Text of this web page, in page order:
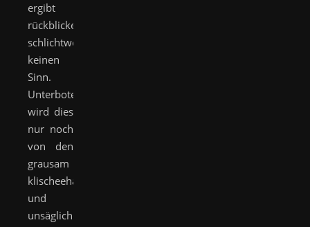
ergibt
rückblickend
schlichtweg
keinen
Sinn.
Unterboten
wird dies
nur noch
von den
grausam
klischeehaften
und
unsäglich